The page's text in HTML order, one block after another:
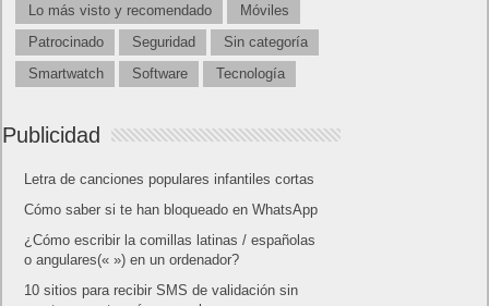
Lo más visto y recomendado
Móviles
Patrocinado
Seguridad
Sin categoría
Smartwatch
Software Tecnología
Publicidad
Letra de canciones populares infantiles cortas
Cómo saber si te han bloqueado en WhatsApp
¿Cómo escribir la comillas latinas / españolas
o angulares(« ») en un ordenador?
10 sitios para recibir SMS de validación sin